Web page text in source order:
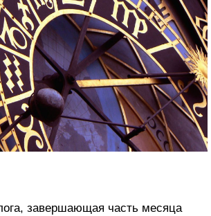
завершающая часть месяца